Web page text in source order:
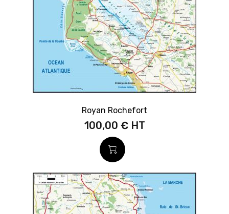
Royan Rochefort
100,00 €